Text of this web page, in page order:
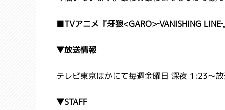
■TVアニメ『牙狼<GARO>‐VANISHING
▼放送情報
テレビ東京ほかにて毎週金曜日 深夜 1:23～
▼STAFF